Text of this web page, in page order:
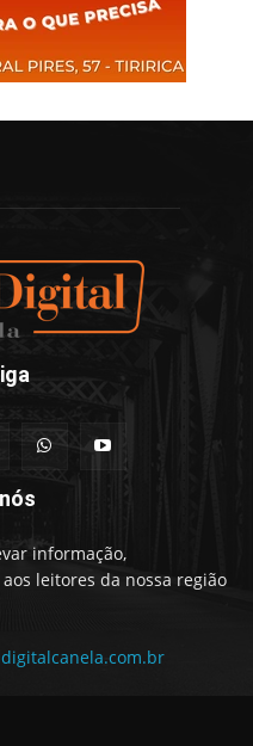
informação,
leitores da nossa região